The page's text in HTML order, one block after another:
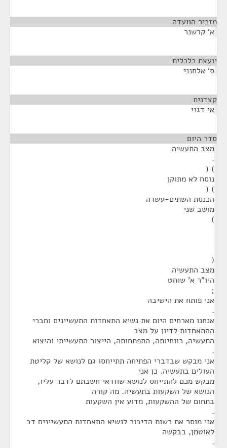
מזכיר הוועדה
א' קרשנר
יועצת כלכלית
ס' אלחנני
קצדנית
אי דגני
סדר היום
מצב התעשיה
.
) (
נוסח לא מתוקן
) (
הכנסת השתים-עשרה
מושב שני
)
(
מצב התעשיה
היו"ר א' שוחט
;
אני פותח את הישיבה
.
אנחנו מארחים היום את נשיא התאחדות התעשיינים וחברי
ההתאחדות לדיון על מצב
התעשיה, רווחיותה, התפתחותה, הייצור התעשייתי והיצוא
.
אני מבקש שבדברי הפתיחה תתייחסו גם לנושא של קליטת
העולים בתעשיה. כן אני
מבקש מכם להתייחס לנושא שוודאי חשבתם לדבר עליו,
הנושא של השקעות בתעשיה. מה קורה
בתחום של ההשקעות, מדוע אין השקעות
.
אני מוסר את רשות הדיבור לנשיא התאחדות התעשיינים דב
לאוטמן, בבקשה
.